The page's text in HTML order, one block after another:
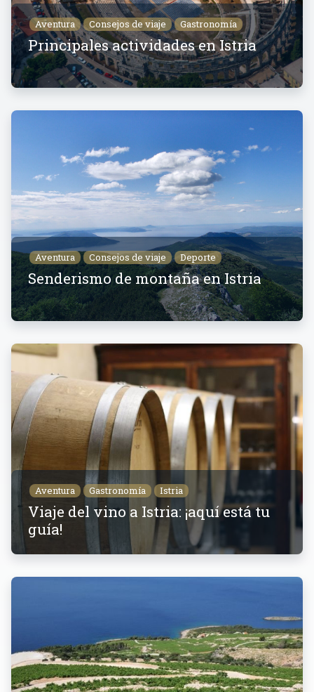
Aventura Consejos de viaje Gastronomía
Principales actividades en Istria
Aventura Consejos de viaje Deporte
Senderismo de montaña en Istria
Aventura Gastronomía Istria
Viaje del vino a Istria: ¡aquí está tu
guía!